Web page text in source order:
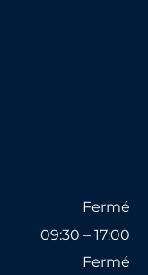
Fermé
09:30 – 17:00
Fermé